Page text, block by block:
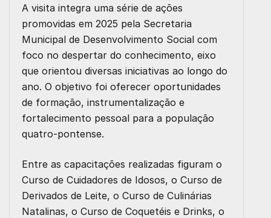
A visita integra uma série de ações
promovidas em 2025 pela Secretaria
Municipal de Desenvolvimento Social com
foco no despertar do conhecimento, eixo
que orientou diversas iniciativas ao longo do
ano. O objetivo foi oferecer oportunidades
de formação, instrumentalização e
fortalecimento pessoal para a população
quatro-pontense.
Entre as capacitações realizadas figuram o
Curso de Cuidadores de Idosos, o Curso de
Derivados de Leite, o Curso de Culinárias
Natalinas, o Curso de Coquetéis e Drinks, o